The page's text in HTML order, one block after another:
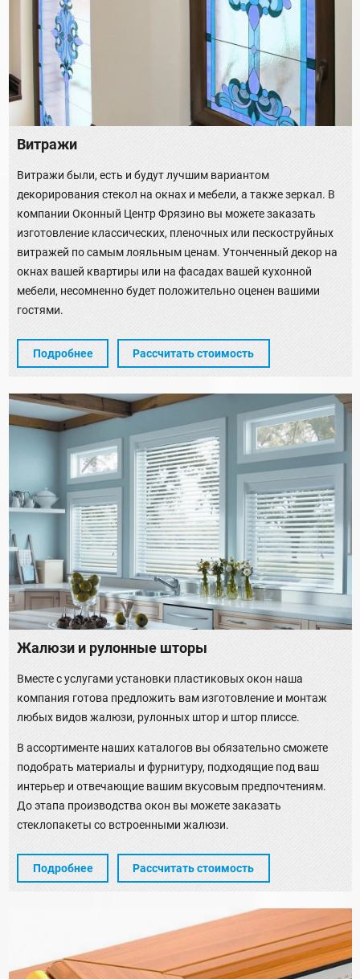
Витражи
Витражи были, есть и будут лучшим вариантом
декорирования стекол на окнах и мебели, а также зеркал. В
компании Оконный Центр Фрязино вы можете заказать
изготовление классических, пленочных или пескоструйных
витражей по самым лояльным ценам. Утонченный декор на
окнах вашей квартиры или на фасадах вашей кухонной
мебели, несомненно будет положительно оценен вашими
гостями.
Подробнее Рассчитать стоимость
Жалюзи и рулонные шторы
Вместе с услугами установки пластиковых окон наша
компания готова предложить вам изготовление и монтаж
любых видов жалюзи, рулонных штор и штор плиссе.
В ассортименте наших каталогов вы обязательно сможете
подобрать материалы и фурнитуру, подходящие под ваш
интерьер и отвечающие вашим вкусовым предпочтениям.
До этапа производства окон вы можете заказать
стеклопакеты со встроенными жалюзи.
Подробнее Рассчитать стоимость